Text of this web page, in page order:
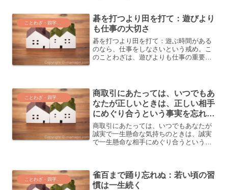
碁を打つより田を打て：遊びより
も仕事の大切さ
碁を打つより田を打て：遊ぶ時間がある
のなら、仕事をしなさいという戒め。こ
のことわざは、遊びよりも仕事の重要性
事や勉強に時間を使うべきだ...
商取引にあたっては、いつでもあ
なたが正しいときは、正しい相手
にめぐり合うという事実を忘れて
はいけません。
商取引にあたっては、いつでもあなたが
誠実で一生懸命な気持ちのときは、誠実
で一生懸命な相手にめぐり合うという事
います。その気持ちは必ず...
雀百まで踊り忘れぬ：若い頃の習
慣は一生続く